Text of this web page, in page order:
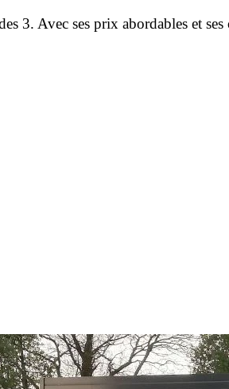
3. Avec ses prix abordables et